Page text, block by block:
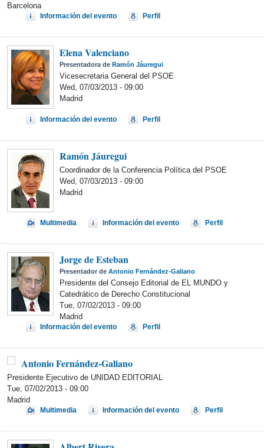
Barcelona
Información del evento Perfil
Elena Valenciano
Presentadora de Ramón Jáuregui
Vicesecretaria General del PSOE
Wed, 07/03/2013 - 09:00
Madrid
Información del evento Perfil
Ramón Jáuregui
Coordinador de la Conferencia Política del PSOE
Wed, 07/03/2013 - 09:00
Madrid
Multimedia Información del evento Perfil
Jorge de Esteban
Presentador de Antonio Fernández-Galiano
Presidente del Consejo Editorial de EL MUNDO y
Catedrático de Derecho Constitucional
Tue, 07/02/2013 - 09:00
Madrid
Información del evento Perfil
Antonio Fernández-Galiano
Presidente Ejecutivo de UNIDAD EDITORIAL
Tue, 07/02/2013 - 09:00
Madrid
Multimedia Información del evento Perfil